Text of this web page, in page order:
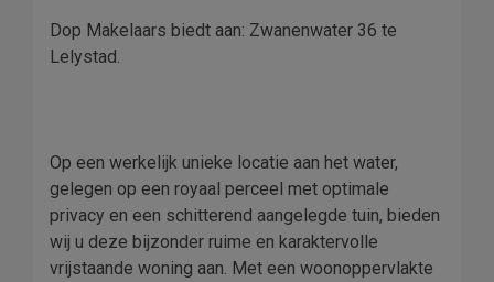
Dop Makelaars biedt aan: Zwanenwater 36 te
Lelystad.
Op een werkelijk unieke locatie aan het water,
gelegen op een royaal perceel met optimale
privacy en een schitterend aangelegde tuin, bieden
wij u deze bijzonder ruime en karaktervolle
vrijstaande woning aan. Met een woonoppervlakte